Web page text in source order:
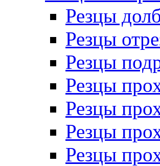
Резцы
Резцы
Резцы
Резцы
Резцы
Резцы
Резцы